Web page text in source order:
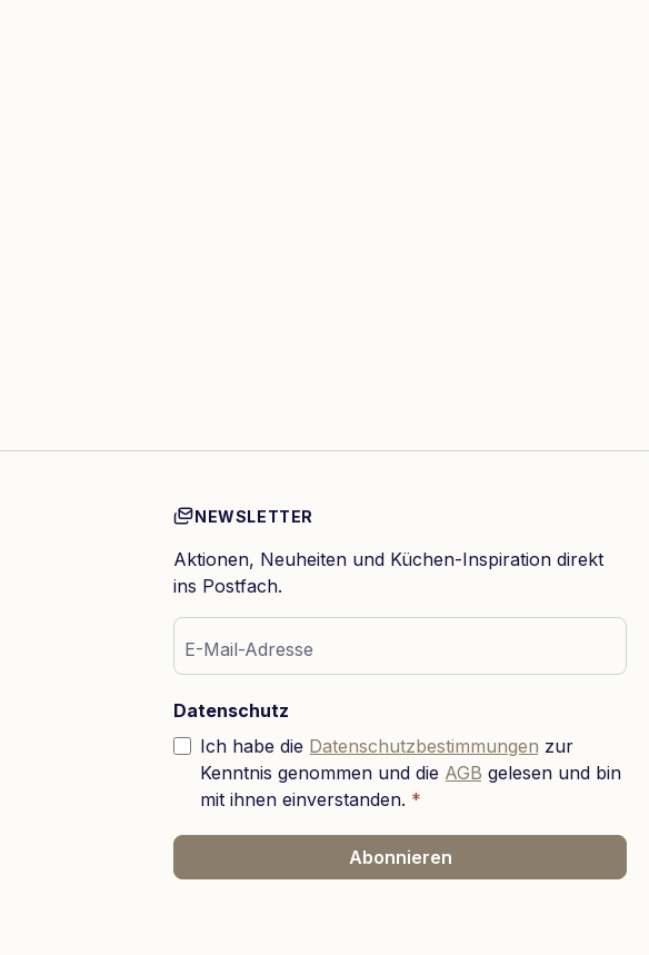
NEWSLETTER
Aktionen, Neuheiten und Küchen-Inspiration direkt
ins Postfach.
E-Mail-Adresse
Datenschutz
Ich habe die Datenschutzbestimmungen zur
Kenntnis genommen und die AGB gelesen und bin
mit ihnen einverstanden. *
Abonnieren